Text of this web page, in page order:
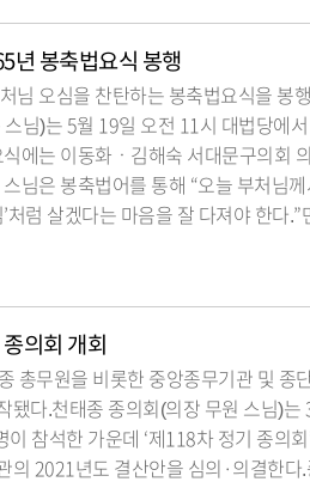
년 봉축법요식 봉행
님 오심을 찬탄하는 봉축법요식을 봉
님)는 5월 19일 오전 11시 대법당에
식에는 이동화ㆍ김해숙 서대문구의회
님은 봉축법어를 통해 “오늘 부처님
처럼 살겠다는 마음을 잘 다져야 한다
의회 개회
총무원을 비롯한 중앙종무기관 및 종
됐다.천태종 종의회(의장 무원 스님)는
참석한 가운데 ‘제118차 정기 종의
의 2021년도 결산안을 심의·의결한다